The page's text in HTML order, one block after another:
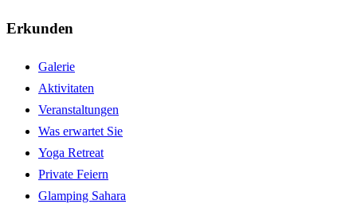
Erkunden
Galerie
Aktivitaten
Veranstaltungen
Was erwartet Sie
Yoga Retreat
Private Feiern
Glamping Sahara